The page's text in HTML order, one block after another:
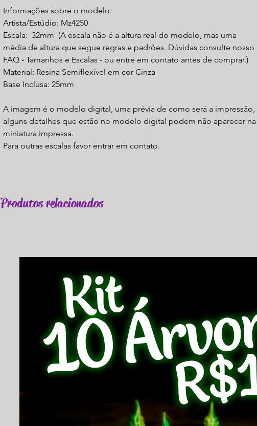
Informações sobre o modelo:
Artista/Estúdio: Mz4250
Escala: 32mm (A escala não é a altura real do modelo, mas uma
média de altura que segue regras e padrões. Dúvidas consulte nosso
FAQ - Tamanhos e Escalas - ou entre em contato antes de comprar.)
Material: Resina Semiflexível em cor Cinza
Base Inclusa: 25mm
A imagem é o modelo digital, uma prévia de como será a impressão,
alguns detalhes que estão no modelo digital podem não aparecer na
miniatura impressa.
Para outras escalas favor entrar em contato.
Produtos relacionados